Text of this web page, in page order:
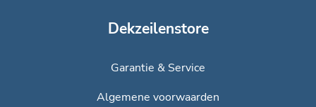
Dekzeilenstore
Garantie & Service
Algemene voorwaarden